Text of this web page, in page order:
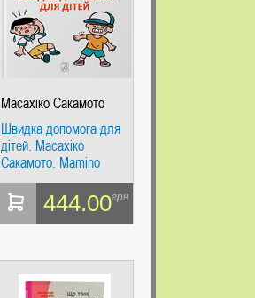
Масахіко Сакамото
Швидка допомога для
дітей. Масахіко
Сакамото. Mamino
444.00грн